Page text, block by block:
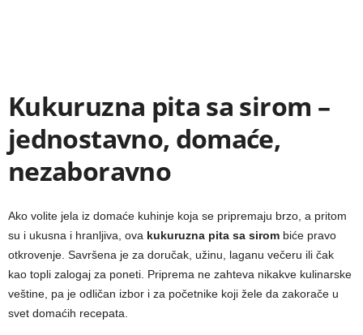
Kukuruzna pita sa sirom –
jednostavno, domaće,
nezaboravno
Ako volite jela iz domaće kuhinje koja se pripremaju brzo, a pritom
su i ukusna i hranljiva, ova kukuruzna pita sa sirom biće pravo
otkrovenje. Savršena je za doručak, užinu, laganu večeru ili čak
kao topli zalogaj za poneti. Priprema ne zahteva nikakve kulinarske
veštine, pa je odličan izbor i za početnike koji žele da zakorače u
svet domaćih recepata.